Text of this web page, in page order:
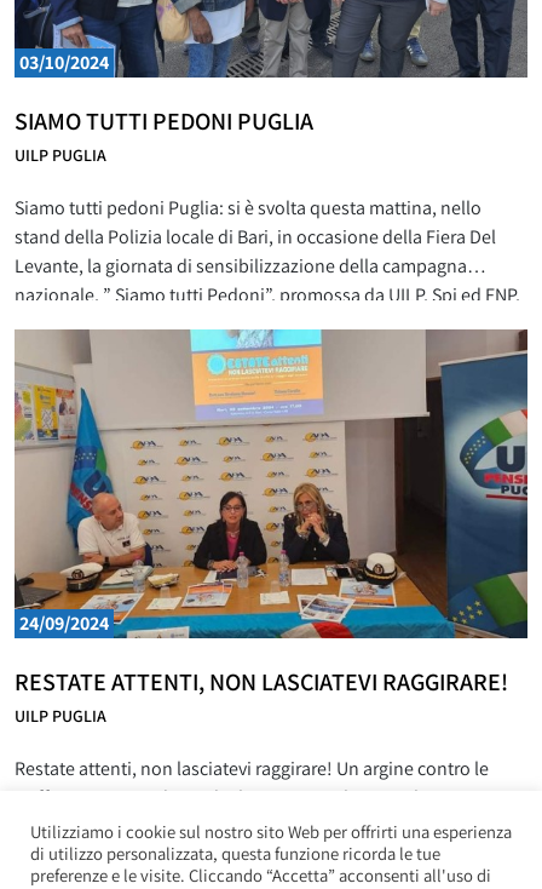
03/10/2024
SIAMO TUTTI PEDONI PUGLIA
UILP PUGLIA
Siamo tutti pedoni Puglia: si è svolta questa mattina, nello
stand della Polizia locale di Bari, in occasione della Fiera Del
Levante, la giornata di sensibilizzazione della campagna
nazionale, ” Siamo tutti Pedoni”, promossa da UILP, Spi ed FNP,
in collaborazione con il “Centro Antartide di Bologna”. Un
momento di riflessione a più voci, con
24/09/2024
RESTATE ATTENTI, NON LASCIATEVI RAGGIRARE!
UILP PUGLIA
Restate attenti, non lasciatevi raggirare! Un argine contro le
truffe e i raggiri ai danni degli anziani. Lo ha virtualmente
innalzato la UIL Pensionati Puglia con l’iniziativa organizzata
lunedì 23 settembre a Bari. L’evento ha raggiunto l’obiettivo di
Utilizziamo i cookie sul nostro sito Web per offrirti una esperienza
di utilizzo personalizzata, questa funzione ricorda le tue
preferenze e le visite. Cliccando “Accetta” acconsenti all'uso di